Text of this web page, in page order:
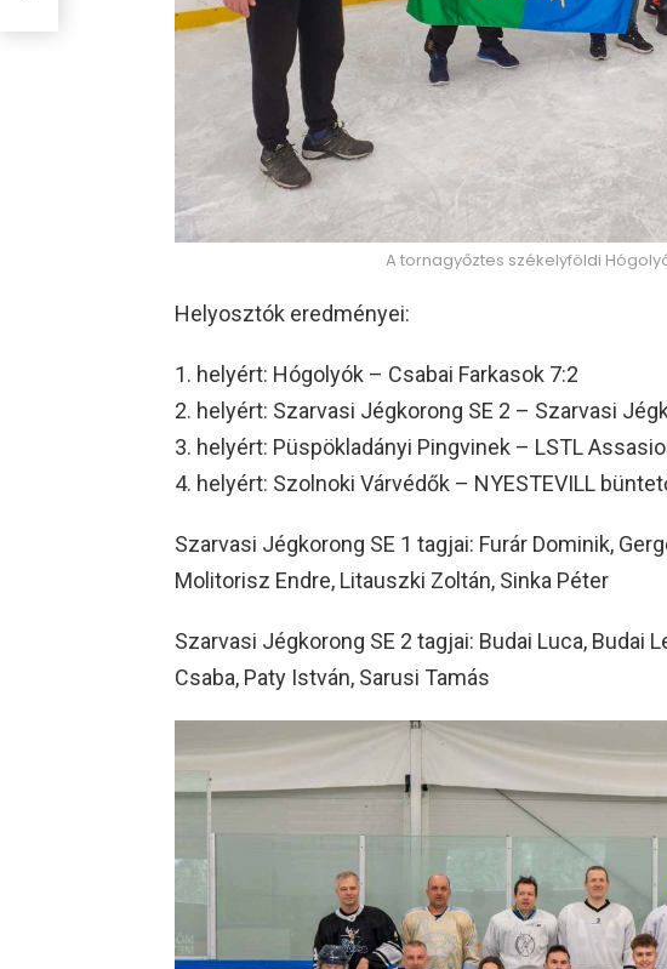
A tornagyőztes székelyföldi
Helyosztók eredményei:
helyért: Hógolyók – Csabai Farkasok 7:2
helyért: Szarvasi Jégkorong SE 2 – Szarvasi
helyért: Püspökladányi Pingvinek – LSTL
helyért: Szolnoki Várvédők – NYESTEVILL
Szarvasi Jégkorong SE 1 tagjai: Furár Dominik,
Molitorisz Endre, Litauszki Zoltán, Sinka Péter
Szarvasi Jégkorong SE 2 tagjai: Budai Luca, Budai
Csaba, Paty István, Sarusi Tamás